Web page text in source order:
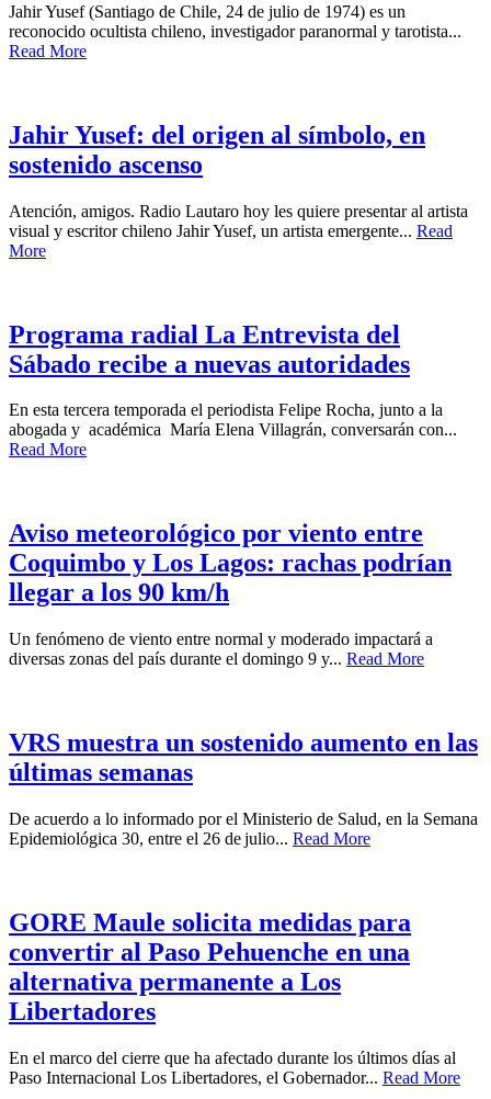
Jahir Yusef (Santiago de Chile, 24 de julio de 1974) es un
reconocido ocultista chileno, investigador paranormal y tarotista...
Read More
Jahir Yusef: del origen al símbolo, en
sostenido ascenso
Atención, amigos. Radio Lautaro hoy les quiere presentar al artista
visual y escritor chileno Jahir Yusef, un artista emergente... Read
More
Programa radial La Entrevista del
Sábado recibe a nuevas autoridades
En esta tercera temporada el periodista Felipe Rocha, junto a la
abogada y académica María Elena Villagrán, conversarán con...
Read More
Aviso meteorológico por viento entre
Coquimbo y Los Lagos: rachas podrían
llegar a los 90 km/h
Un fenómeno de viento entre normal y moderado impactará a
diversas zonas del país durante el domingo 9 y... Read More
VRS muestra un sostenido aumento en las
últimas semanas
De acuerdo a lo informado por el Ministerio de Salud, en la Semana
Epidemiológica 30, entre el 26 de julio... Read More
GORE Maule solicita medidas para
convertir al Paso Pehuenche en una
alternativa permanente a Los
Libertadores
En el marco del cierre que ha afectado durante los últimos días al
Paso Internacional Los Libertadores, el Gobernador... Read More